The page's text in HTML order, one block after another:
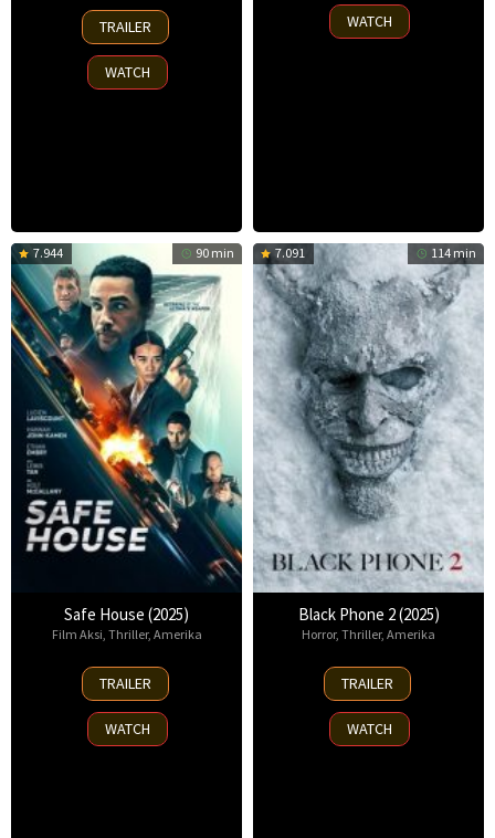
23
Sep
2025
TRAILER
WATCH
6
Aug
WATCH
7.944 90 min
Safe House (2025)
Film Aksi Thriller, Amerika
30
Oct
2025
TRAILER
WATCH
7.091 114 min
Black Phone 2 (2025)
Horror, Thriller, Amerika
15
Oct
2025
TRAILER
WATCH